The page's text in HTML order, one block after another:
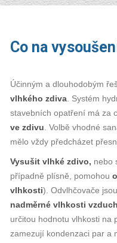
Co na
Účinným a dlouhodobým
vlhkého zdiva . Systém
stavebních opatření má za
ve zdivu . Volbě vhodné
mělo vždy předcházet
Vysušit vlhké zdivo, nebo
případně plísně, pomohou
vlhkosti). Odvlhčovače
nadměrné vlhkosti
určitou hodnotu vlhkosti na
zamezují kondenzaci par a